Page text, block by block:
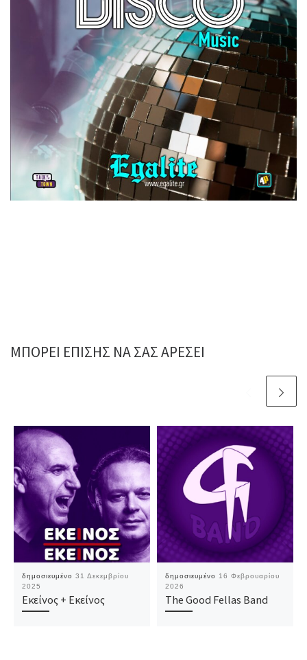
ΜΠΟΡΕΊ ΕΠΊΣΗΣ ΝΑ ΣΑΣ ΑΡΈΣΕΙ
δημοσιευμένο 31 Δεκεμβρίου
2025
Εκείνος + Εκείνος
δημοσιευμένο
16 Φεβρουαρίου
2026
The Good Fellas Band